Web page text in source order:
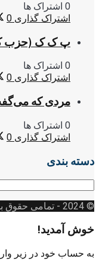
0 اشتراک ها
اشتراک گذاری 0
پ ک ک (حزب
0 اشتراک ها
اشتراک گذاری 0
مردی که
0 اشتراک ها
اشتراک گذاری 0
دسته بندی
© 2024
- تمامی حقوق
خوش آمدید!
به حساب خود در زیر